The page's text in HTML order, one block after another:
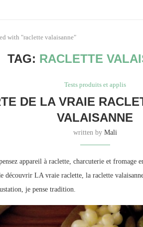
with "raclette valaisanne"
TAG: RACLETTE
Tests produits et applis
DE LA VRAIE
VALAISANNE
written by Mali
appareil à raclette, charcuterie et fromage
découvrir LA vraie raclette, la raclette
je pense tradition.